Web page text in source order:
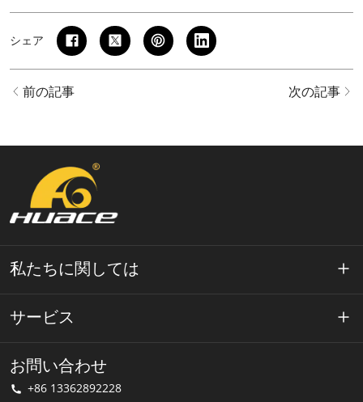
シェア
前の記事 次の記事
私たちに関しては
ワエースについて
解決
サービス
プライバシーポリシー
利用規約
お問い合わせ
+86 13362892228